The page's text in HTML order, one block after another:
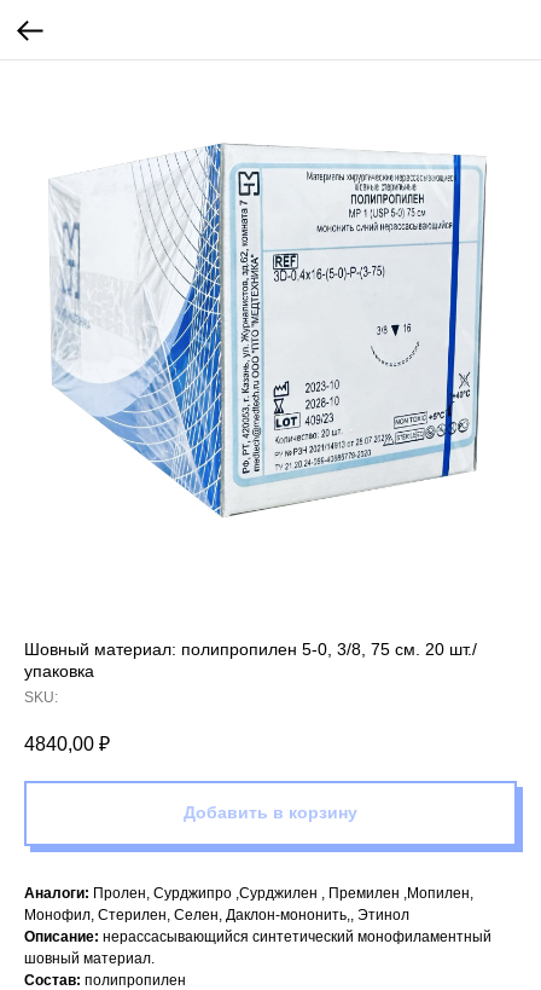
Шовный материал: полипропилен 5-0, 3/8, 75 см. 20 шт./
упаковка
SKU:
4840,00 ₽
Добавить в корзину
Аналоги: Пролен, Сурджипро ,Сурджилен , Премилен ,Мопилен,
Монофил, Стерилен, Селен, Даклон-мононить,, Этинол
Описание: нерассасывающийся синтетический монофиламентный
шовный материал.
Состав: полипропилен